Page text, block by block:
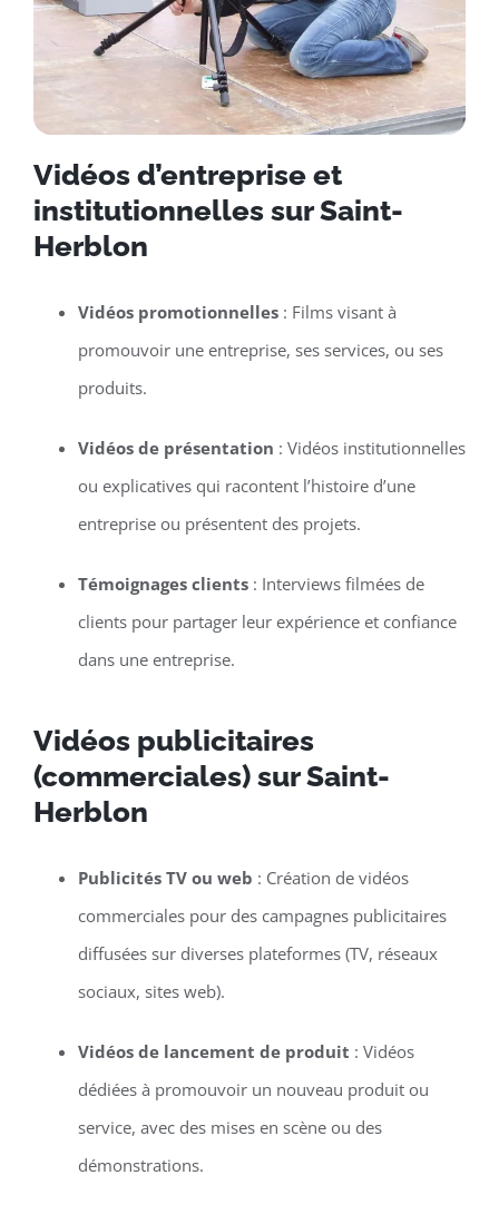
Vidéos d’entreprise et
institutionnelles sur Saint-
Herblon
Vidéos promotionnelles: Films visant à
promouvoir une entreprise, ses services, ou ses
produits.
Vidéos de présentation : Vidéos institutionnelles
ou explicatives qui racontent l’histoire d’une
entreprise ou présentent des projets.
Témoignages clients: Interviews filmées de
clients pour partager leur expérience et confiance
dans une entreprise.
Vidéos publicitaires
(commerciales) sur Saint-
Herblon
Publicités TV ou web : Création de vidéos
commerciales pour des campagnes publicitaires
diffusées sur diverses plateformes (TV, réseaux
sociaux, sites web).
Vidéos de lancement de produit : Vidéos
dédiées à promouvoir un nouveau produit ou
service, avec des mises en scène ou des
démonstrations.